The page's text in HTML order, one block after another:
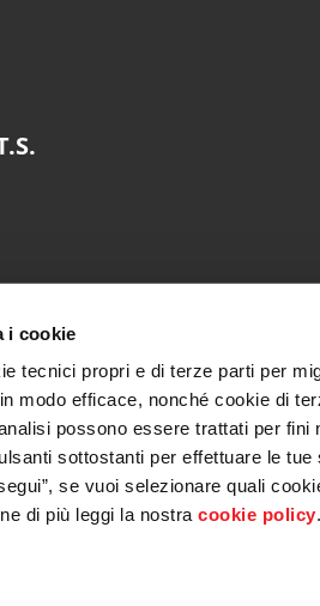
i cookie
tecnici propri e di terze parti per
modo efficace, nonché cookie di
possono essere trattati per
sottostanti per effettuare le
se vuoi selezionare quali
di più leggi la nostracookie policy.